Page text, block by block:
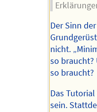
Der Sinn
nicht.
so braucht?
so braucht?
Das
sein.